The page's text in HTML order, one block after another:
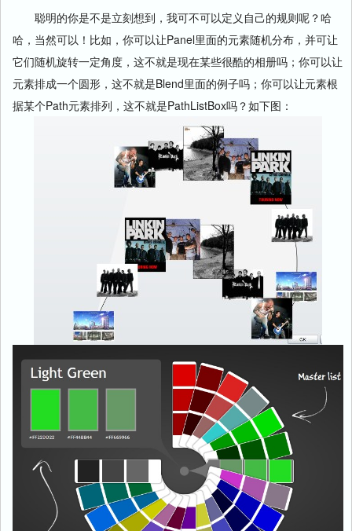
聪明的你是不是立刻想到，我可不可以定义自己的规则呢？哈
哈，当然可以！比如，你可以让Panel里面的元素随机分布，并可让
它们随机旋转一定角度，这不就是现在某些很酷的相册吗；你可以让
元素排成一个圆形，这不就是Blend里面的例子吗；你可以让元素根
据某个Path元素排列，这不就是PathListBox吗？如下图：